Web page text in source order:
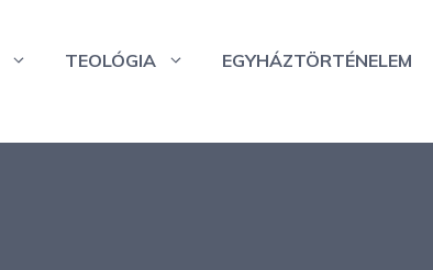
TEOLÓGIA EGYHÁZTÖRTÉNELEM